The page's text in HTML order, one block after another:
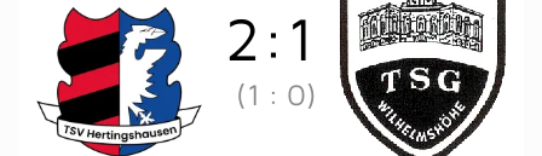
2 : 1
(1 : 0)